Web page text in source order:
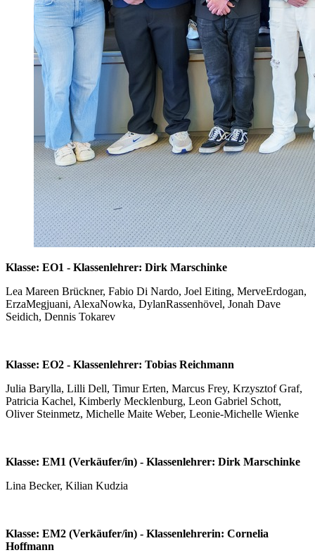
Klasse: EO1 - Klassenlehrer: Dirk Marschinke
Lea Mareen Brückner, Fabio Di Nardo, Joel Eiting, MerveErdogan,
ErzaMegjuani, AlexaNowka, DylanRassenhövel, Jonah Dave
Seidich, Dennis Tokarev
Klasse: EO2 - Klassenlehrer: Tobias Reichmann
Julia Barylla, Lilli Dell, Timur Erten, Marcus Frey, Krzysztof Graf,
Patricia Kachel, Kimberly Mecklenburg, Leon Gabriel Schott,
Oliver Steinmetz, Michelle Maite Weber, Leonie-Michelle Wienke
Klasse: EM1 (Verkäufer/in) - Klassenlehrer: Dirk Marschinke
Lina Becker, Kilian Kudzia
Klasse: EM2 (Verkäufer/in) - Klassenlehrerin: Cornelia
Hoffmann